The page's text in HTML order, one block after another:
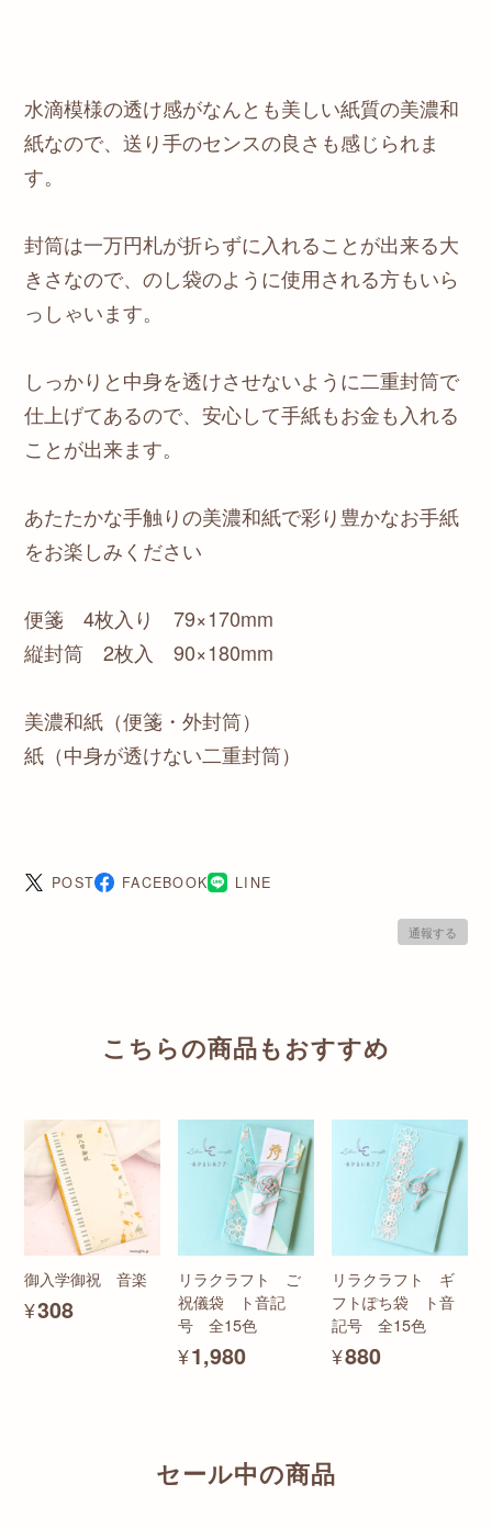
水滴模様の透け感がなんとも美しい紙質の美濃和
紙なので、送り手のセンスの良さも感じられま
す。
封筒は一万円札が折らずに入れることが出来る大
きさなので、のし袋のように使用される方もいら
っしゃいます。
しっかりと中身を透けさせないように二重封筒で
仕上げてあるので、安心して手紙もお金も入れる
ことが出来ます。
あたたかな手触りの美濃和紙で彩り豊かなお手紙
をお楽しみください
便箋 4枚入り 79×170mm
縦封筒 2枚入 90×180mm
美濃和紙（便箋・外封筒）
紙（中身が透けない二重封筒）
POST FACEBOOK LINE
通報する
こちらの商品もおすすめ
御入学御祝 音楽
¥308
リラクラフト ご
祝儀袋 ト音記
号 全15色
¥1,980
リラクラフト ギ
フトぽち袋 ト音
記号 全15色
¥880
セール中の商品